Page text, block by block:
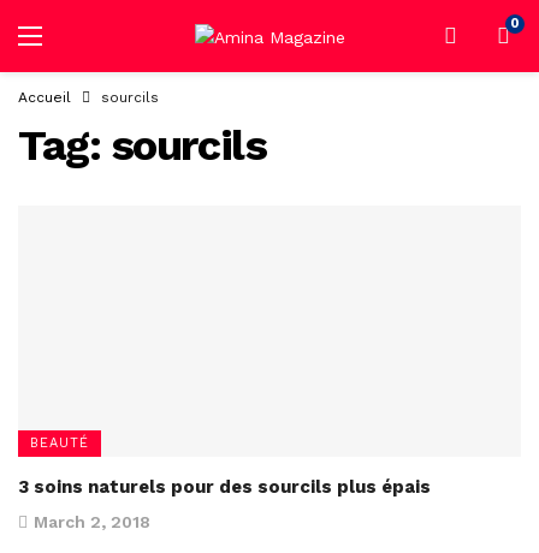
0
Accueil sourcils
Tag: sourcils
BEAUTÉ
3 soins naturels pour des sourcils plus épais
March 2, 2018